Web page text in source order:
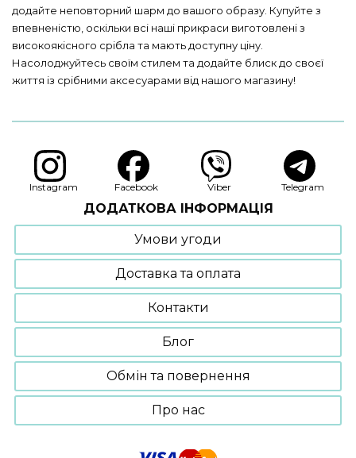
додайте неповторний шарм до вашого образу. Купуйте з
впевненістю, оскільки всі наші прикраси виготовлені з
високоякісного срібла та мають доступну ціну.
Насолоджуйтесь своїм стилем та додайте блиск до своєї
життя із срібними аксесуарами від нашого магазину!
Instagram Facebook Viber Telegram
ДОДАТКОВА ІНФОРМАЦІЯ
Умови угоди
Доставка та оплата
Контакти
Блог
Обмін та повернення
Про нас